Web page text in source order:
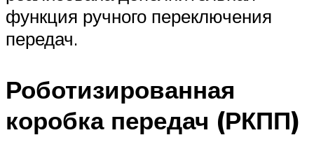
функция ручного переключения
передач.
Роботизированная
коробка передач (РКПП)